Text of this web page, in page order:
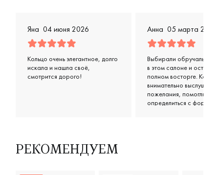
Яна 04 июня 2026
Кольцо очень элегантное, долго
искала и нашла своё,
смотрится дорого!
Анна 05 марта 2026
Выбирали обручальные
в этом салоне и
полном восторге.
внимательно выслушали
пожелания, помогли
определиться с формой
РЕКОМЕНДУЕМ